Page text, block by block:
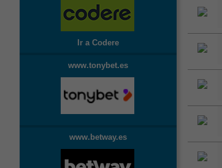
Ir a Codere
www.tonybet.es
www.betway.es